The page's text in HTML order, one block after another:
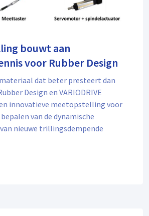
bouwt aan
voor Rubber Design
dat beter presteert dan
Design en VARIODRIVE
innovatieve meetopstelling voor
van de dynamische
nieuwe trillingsdempende